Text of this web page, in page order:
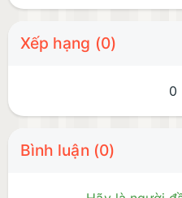
Xếp hạng (0)
0
Bình luận (0)